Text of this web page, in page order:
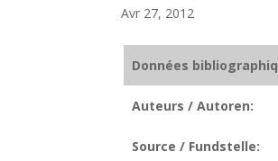
Avr 27, 2012
Données
Auteurs / Autoren:
Source / Fundstelle: